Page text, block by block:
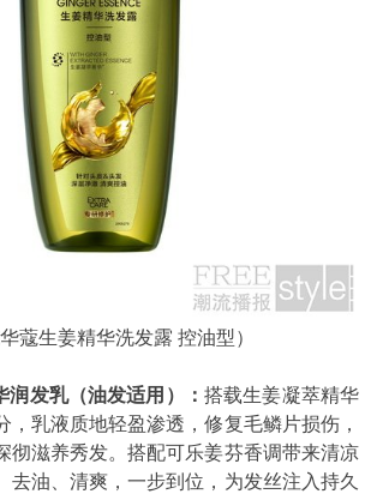
华蔻生姜精华洗发露 控油型）
润发乳（油发适用）： 搭载生姜凝萃精华
，乳液质地轻盈渗透，修复毛鳞片损伤，
彻滋养秀发。搭配可乐姜芬香调带来清凉
去油、清爽，一步到位，为发丝注入持久